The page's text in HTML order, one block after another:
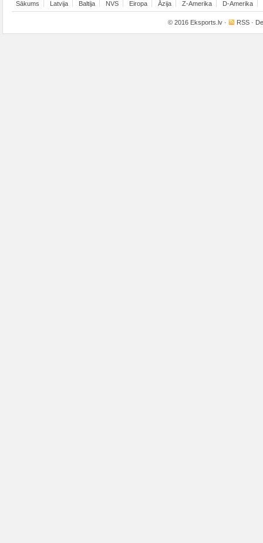
Sākums Latvija Baltija NVS Eiropa Āzija Z-Amerika D-Amerika
© 2016 Eksports.lv · RSS ·